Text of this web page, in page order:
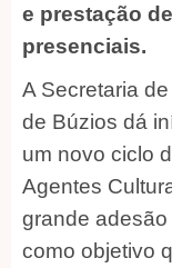
e prestação
presenciais.
A Secretaria
de Búzios dá
um novo ciclo
Agentes
grande
como objetivo